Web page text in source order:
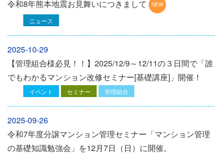
令和8年熊本地震お見舞いにつきまして
ニュース
2025-10-29
【管理組合様必見！！】2025/12/9～12/11の３日間で「誰
でもわかるマンション改修セミナー[基礎講座]」開催！
イベント セミナー 管理組合
2025-09-26
令和7年度分譲マンション管理セミナー「マンション管理
の基礎知識勉強会」を12⽉7⽇（⽇）に開催。